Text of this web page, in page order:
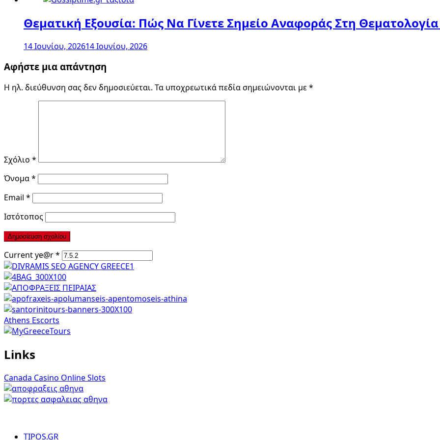
Θεματική Εξουσία: Πώς Να Γίνετε Σημείο Αναφοράς Στη
14 Ιουνίου, 202614 Ιουνίου, 2026
Αφήστε μια απάντηση
Η ηλ. διεύθυνση σας δεν δημοσιεύεται. Τα υποχρεωτικά πεδία σημειώνονται με*
Σχόλιο *
Όνομα*
Email *
Ιστότοπος
Current ye@r*
Athens Escorts
Links
Canada Casino Online Slots
TIPOS.GR